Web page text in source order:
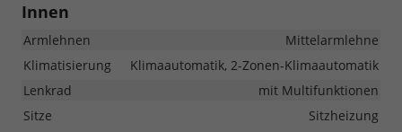
Innen
Armlehnen
Mittelarmlehne
Klimatisierung
Klimaautomatik, 2-Zonen-Klimaautomatik
Lenkrad
mit Multifunktionen
Sitze
Sitzheizung